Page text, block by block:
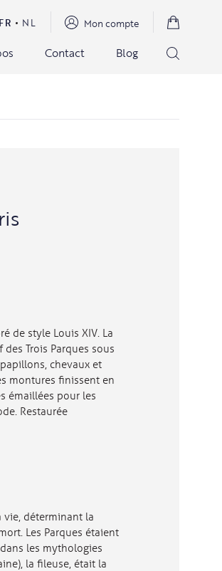
FR NL Mon compte
Contact Blog
de style Louis XIV. La
Trois Parques sous
chevaux et
montures finissent en
émaillées pour les
Restaurée
vie, déterminant la
Les Parques étaient
les mythologies
la fileuse, était la